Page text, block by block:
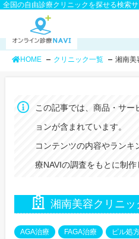
全国の自由診療クリニックを探せる検索サ
HOME クリニック一覧 湘南美
この記事では、商品・サー
ョンが含まれています。
コンテンツの内容やラン
療NAVIの調査をもとに制作
湘南美容クリニ
AGA治療 FAGA治療 ピル処